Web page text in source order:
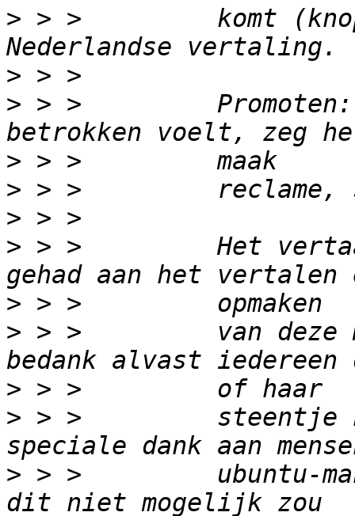
> > >         komt (knop
>
> > >
>
>
>
> > >         Het
>
> > >         van deze
>
> > >         steentje
> > >         ubuntu-